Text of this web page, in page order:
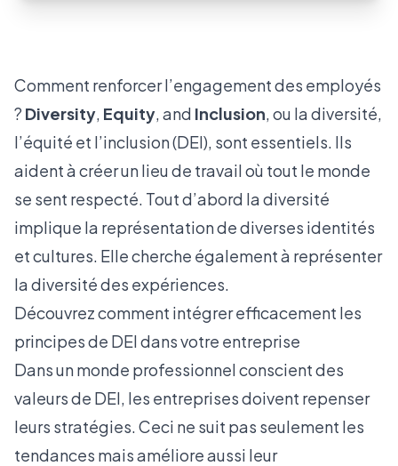
Comment renforcer l’engagement des employés
? Diversity, Equity, and Inclusion, ou la diversité,
l’équité et l’inclusion (DEI), sont essentiels. Ils
aident à créer un lieu de travail où tout le monde
se sent respecté. Tout d’abord la diversité
implique la représentation de diverses identités
et cultures. Elle cherche également à représenter
la diversité des expériences.
Découvrez comment intégrer efficacement les
principes de DEI dans votre entreprise
Dans un monde professionnel conscient des
valeurs de DEI, les entreprises doivent repenser
leurs stratégies. Ceci ne suit pas seulement les
tendances mais améliore aussi leur